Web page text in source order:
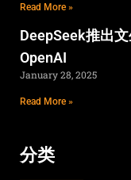
Read More »
DeepSeek推出
OpenAI
January 28, 2025
Read More »
分类